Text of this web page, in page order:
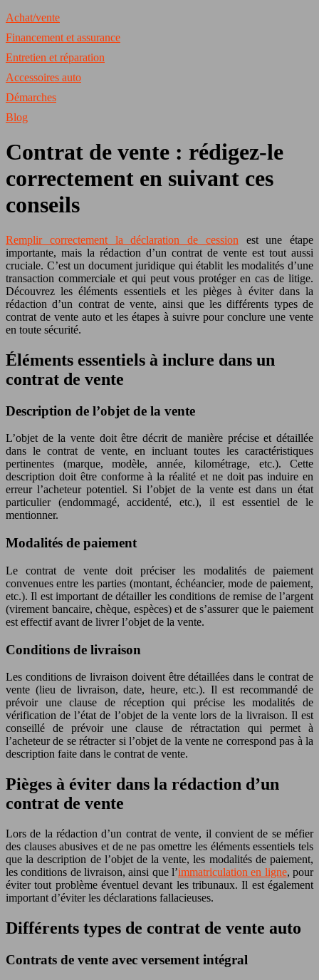
Achat/vente
Financement et assurance
Entretien et réparation
Accessoires auto
Démarches
Blog
Contrat de vente : rédigez-le
correctement en suivant ces
conseils
Remplir correctement la déclaration de cession est une étape
importante, mais la rédaction d’un contrat de vente est tout aussi
cruciale. C’est un document juridique qui établit les modalités d’une
transaction commerciale et qui peut vous protéger en cas de litige.
Découvrez les éléments essentiels et les pièges à éviter dans la
rédaction d’un contrat de vente, ainsi que les différents types de
contrat de vente auto et les étapes à suivre pour conclure une vente
en toute sécurité.
Éléments essentiels à inclure dans un
contrat de vente
Description de l’objet de la vente
L’objet de la vente doit être décrit de manière précise et détaillée
dans le contrat de vente, en incluant toutes les caractéristiques
pertinentes (marque, modèle, année, kilométrage, etc.). Cette
description doit être conforme à la réalité et ne doit pas induire en
erreur l’acheteur potentiel. Si l’objet de la vente est dans un état
particulier (endommagé, accidenté, etc.), il est essentiel de le
mentionner.
Modalités de paiement
Le contrat de vente doit préciser les modalités de paiement
convenues entre les parties (montant, échéancier, mode de paiement,
etc.). Il est important de détailler les conditions de remise de l’argent
(virement bancaire, chèque, espèces) et de s’assurer que le paiement
est effectif avant de livrer l’objet de la vente.
Conditions de livraison
Les conditions de livraison doivent être détaillées dans le contrat de
vente (lieu de livraison, date, heure, etc.). Il est recommandé de
prévoir une clause de réception qui précise les modalités de
vérification de l’état de l’objet de la vente lors de la livraison. Il est
conseillé de prévoir une clause de rétractation qui permet à
l’acheteur de se rétracter si l’objet de la vente ne correspond pas à la
description faite dans le contrat de vente.
Pièges à éviter dans la rédaction d’un
contrat de vente
Lors de la rédaction d’un contrat de vente, il convient de se méfier
des clauses abusives et de ne pas omettre les éléments essentiels tels
que la description de l’objet de la vente, les modalités de paiement,
les conditions de livraison, ainsi que l’immatriculation en ligne, pour
éviter tout problème éventuel devant les tribunaux. Il est également
important d’éviter les déclarations fallacieuses.
Différents types de contrat de vente auto
Contrats de vente avec versement intégral